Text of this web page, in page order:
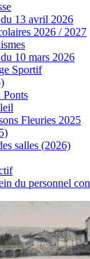
13 avril 2026
2026 / 2027
10 mars 2026
Sportif
Ponts
Fleuries 2025
salles (2026)
du personnel